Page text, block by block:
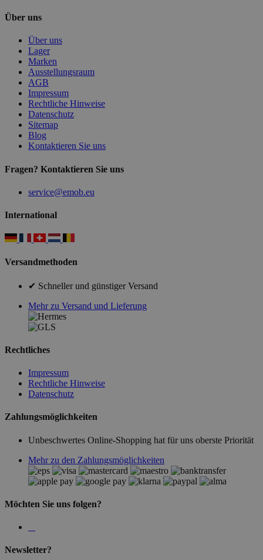
Über uns
Über uns
Lager
Marken
Ausstellungsraum
AGB
Impressum
Rechtliche Hinweise
Datenschutz
Sitemap
Blog
Kontaktieren Sie uns
Fragen? Kontaktieren Sie uns
service@emob.eu
International
Versandmethoden
✔ Schneller und günstiger Versand
Mehr zu Versand und Lieferung
Rechtliches
Impressum
Rechtliche Hinweise
Datenschutz
Zahlungsmöglichkeiten
Unbeschwertes Online-Shopping hat für uns oberste Priorität
Mehr zu den Zahlungsmöglichkeiten
Möchten Sie uns folgen?
Newsletter?